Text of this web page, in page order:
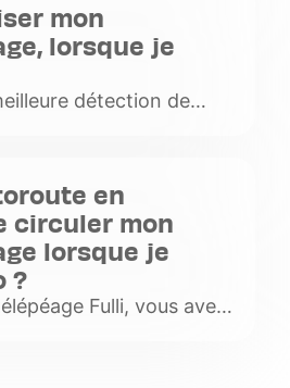
mon
lorsque je
détection de
en
circuler mon
lorsque je
?
Fulli, vous avez